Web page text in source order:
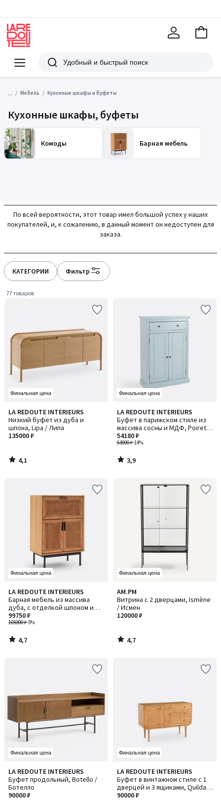
Меню
Redoute
Поиск
В
... Мебель Кухонные шкафы и буфеты
Кухонные шкафы, буфеты
Комоды Барная мебель
По всей вероятности, этот товар имел большой успех у наших
покупателей, и, к сожалению, в данный момент он недоступен для
заказа.
КАТЕГОРИИ Фильтр
77 товаров
Финальная цена
LA REDOUTE INTERIEURS
Низкий буфет из дуба и
шпона, Lipa / Липа
135000 ₽
4,1
/ 5
4,1
/
Финальная цена
LA REDOUTE INTERIEURS
Буфет в парижском стиле из
массива сосны и МДФ, Poiret /
Пуаре
63000 ₽-14%
54180 ₽
3,9
/ 5
3,9
/
Финальная цена
LA REDOUTE INTERIEURS
Барная мебель из массива
дуба, с отделкой шпоном и
плетеным материалом, Waska /
Васка
105000 ₽-5%
99750 ₽
4,7
/ 5
4,7
/
Финальная цена
AM.PM
Витрина с 2 дверцами, Ismène
/ Исмен
120000 ₽
4,7
/ 5
4,7
/
Финальная цена
LA REDOUTE INTERIEURS
Буфет продольный, Botello /
Ботелло
90000 ₽
4
/
5
Финальная цена
LA REDOUTE INTERIEURS
Буфет в винтажном стиле с 1
дверцей и 3 ящиками, Quilda /
Кильда
90000 ₽
4,5
/ 5